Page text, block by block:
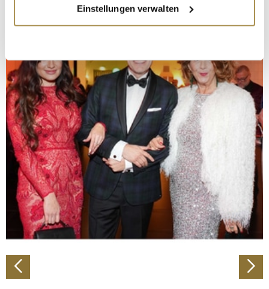
Informationen über Ihre geografische Lage
erfassen, welche bis auf einige Meter genau sein
bestimmten Merkmalen (Fingerprinting) identifizieren
Erfahren Sie mehr darüber, wie Ihre persönlichen Daten
verarbeitet werden, und legen Sie Ihre Präferenzen im
Abschnitt Einzelheiten
fest.
Wir verwenden Cookies, um Inhalte und Anzeigen zu
personalisieren, Funktionen für soziale Medien anbieten
zu können und die Zugriffe auf unsere Website zu
analysieren. Außerdem geben wir Informationen zu Ihrer
Verwendung unserer Website an unsere Partner für
soziale Medien, Werbung und Analysen weiter. Unsere
Partner führen diese Informationen möglicherweise mit
haben oder die sie im Rahmen Ihrer Nutzung der Dienste
gesammelt haben.
Einstellungen verwalten